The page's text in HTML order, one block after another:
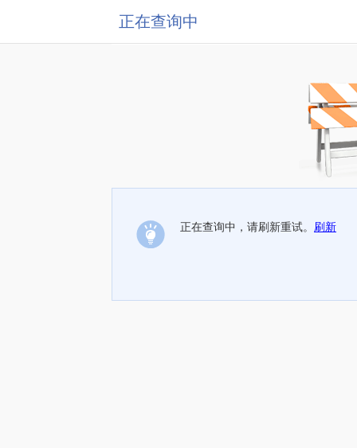
正在查询中
正在查询中，请刷新重试。 刷新